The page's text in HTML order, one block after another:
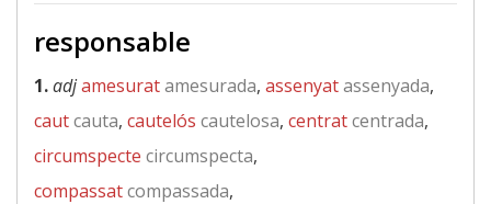
responsable
1.adjamesuratamesurada, assenyatassenyada,
cautcauta, cautelós cautelosa, centratcentrada,
circumspecte circumspecta,
compassatcompassada,